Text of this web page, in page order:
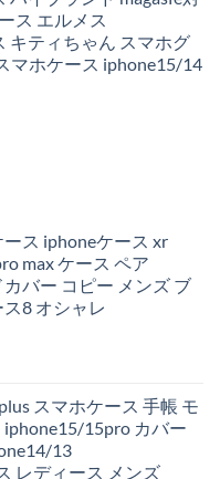
ス エルメス
キティちゃん スマホグ
マホケース iphone15/14
ス iphoneケース xr
max ケース ペア
バー コピー メンズ ブ
8 オシャレ
スマホケース 手帳 モ
iphone15/15pro カバー
13
レディース メンズ